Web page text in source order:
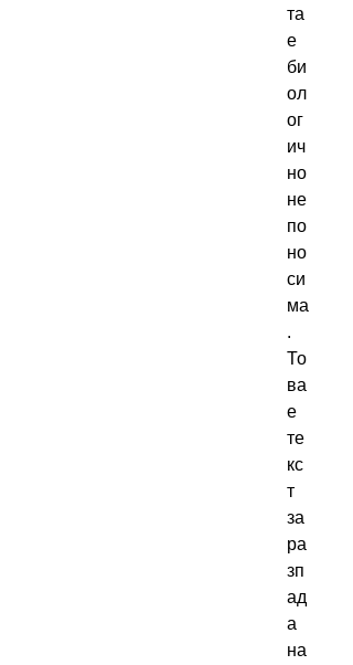
та
е
би
ол
ог
ич
но
не
по
но
си
ма
.
То
ва
е
те
кс
т
за
ра
зп
ад
а
на